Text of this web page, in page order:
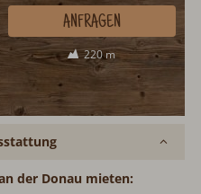
220 m
ANFRAGEN
der Donau mieten: